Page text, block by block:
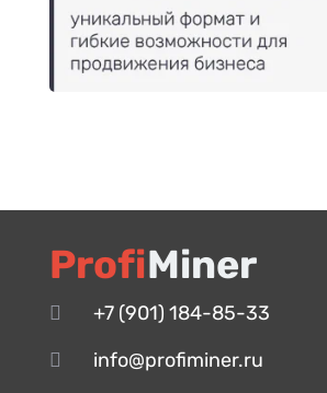
ProfiMiner
+7 (901) 184-85-33
info@profiminer.ru